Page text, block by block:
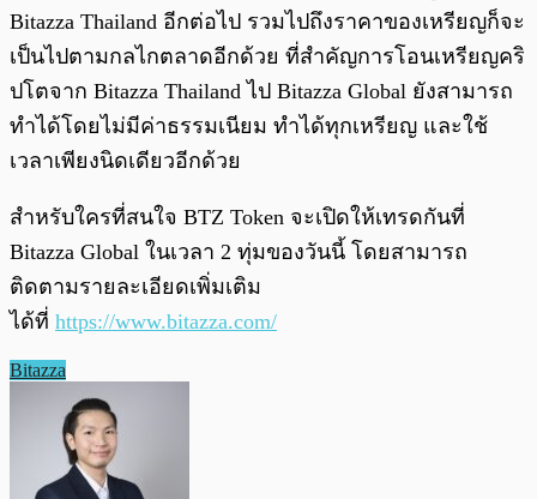
Bitazza Thailand อีกต่อไป รวมไปถึงราคาของเหรียญก็จะ
เป็นไปตามกลไกตลาดอีกด้วย ที่สำคัญการโอนเหรียญคริ
ปโตจาก Bitazza Thailand ไป Bitazza Global ยังสามารถ
ทำได้โดยไม่มีค่าธรรมเนียม ทำได้ทุกเหรียญ และใช้
เวลาเพียงนิดเดียวอีกด้วย
สำหรับใครที่สนใจ BTZ Token จะเปิดให้เทรดกันที่
Bitazza Global ในเวลา 2 ทุ่มของวันนี้ โดยสามารถ
ติดตามรายละเอียดเพิ่มเติม
ได้ที่ https://www.bitazza.com/
Bitazza